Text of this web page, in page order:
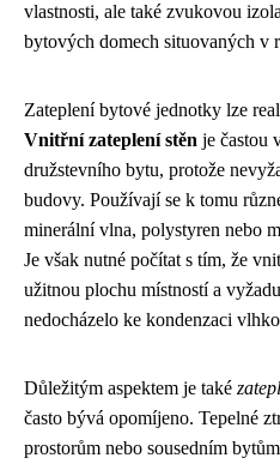
vlastnosti, ale také zvukovou
bytových domech situovaných v
Zateplení bytové jednotky lze
Vnitřní zateplení stěn je častou
družstevního bytu, protože
budovy. Používají se k tomu
minerální vlna, polystyren nebo
Je však nutné počítat s tím, že
užitnou plochu místností a
nedocházelo ke kondenzaci
Důležitým aspektem je také
často bývá opomíjeno. Tepelné
prostorům nebo sousedním